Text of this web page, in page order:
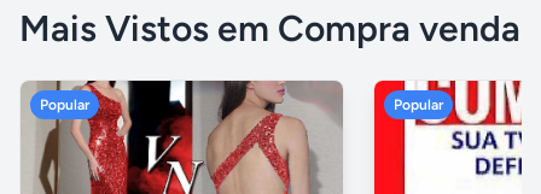
Mais Vistos em Compra venda
Popular Popular